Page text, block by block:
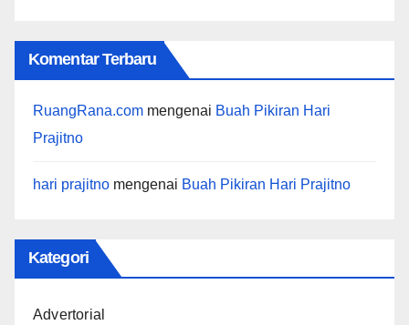
Komentar Terbaru
RuangRana.com mengenai Buah Pikiran Hari
Prajitno
hari prajitno mengenai Buah Pikiran Hari Prajitno
Kategori
Advertorial